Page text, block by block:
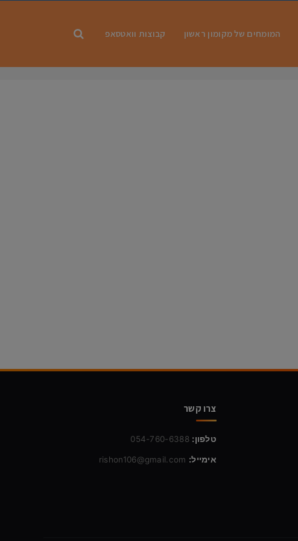
המומחים של מקומון ראשון קבוצות וואטסאפ
צרו קשר
טלפון: 054-760-6388
אימייל: rishon106@gmail.com